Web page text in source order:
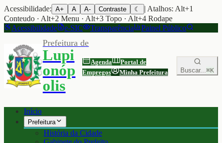
Acessibilidade: A+ A A- Contraste ☾
| Atalhos: Alt+1
Conteudo · Alt+2 Menu · Alt+3 Topo · Alt+4 Rodape
Acessibilidade
e-SIC Transparência Painel Público
Prefeitura de
Lupi
onóp
olis
Agenda
Portal de
Empregos
Minha Prefeitura Buscar...⌘K
Início
Prefeitura
História da Cidade